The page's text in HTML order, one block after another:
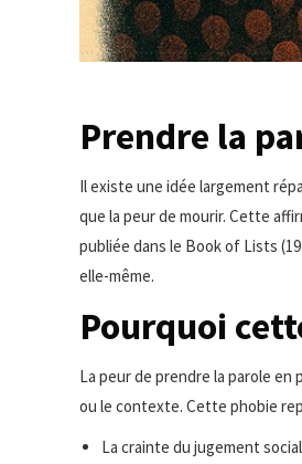
Prendre la
Il existe une idée largement
que la peur de mourir. Cette
publiée dans le Book of Lists
elle-même.
Pourquoi
La peur de prendre la parole en
ou le contexte. Cette phobie
La crainte du jugement